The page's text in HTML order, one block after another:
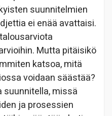
suunnitelmien
ei enää avattaisi.
Mutta pitäisikö
katsoa, mitä
voidaan säästää?
suunnitella, missä
ja prosessien